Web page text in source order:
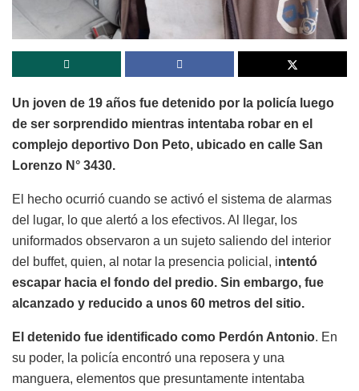
Un joven de 19 años fue detenido por la policía luego
de ser sorprendido mientras intentaba robar en el
complejo deportivo Don Peto, ubicado en calle San
Lorenzo N° 3430.
El hecho ocurrió cuando se activó el sistema de alarmas
del lugar, lo que alertó a los efectivos. Al llegar, los
uniformados observaron a un sujeto saliendo del interior
del buffet, quien, al notar la presencia policial, intentó
escapar hacia el fondo del predio. Sin embargo, fue
alcanzado y reducido a unos 60 metros del sitio.
El detenido fue identificado como Perdón Antonio. En
su poder, la policía encontró una reposera y una
manguera, elementos que presuntamente intentaba